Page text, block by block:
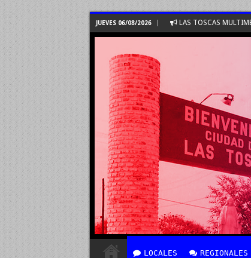
JUEVES 06/08/2026 LAS TOSCAS
LOCALES REGIONALES